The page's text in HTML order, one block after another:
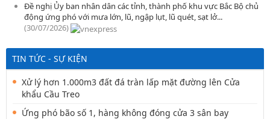
Đề nghị Ủy ban nhân dân các tỉnh, thành phố khu vực Bắc Bộ chủ
động ứng phó với mưa lớn, lũ, ngập lụt, lũ quét, sạt lở...
(30/07/2026)
TIN TỨC - SỰ KIỆN
Xử lý hơn 1.000m3 đất đá tràn lấp mặt đường lên Cửa
khẩu Cầu Treo
Ứng phó bão số 1, hàng không đóng cửa 3 sân bay